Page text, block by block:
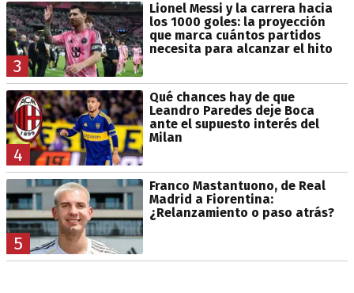
3
Lionel Messi y la carrera hacia
los 1000 goles: la proyección
que marca cuántos partidos
necesita para alcanzar el hito
4
Qué chances hay de que
Leandro Paredes deje Boca
ante el supuesto interés del
Milan
5
Franco Mastantuono, de Real
Madrid a Fiorentina:
¿Relanzamiento o paso atrás?